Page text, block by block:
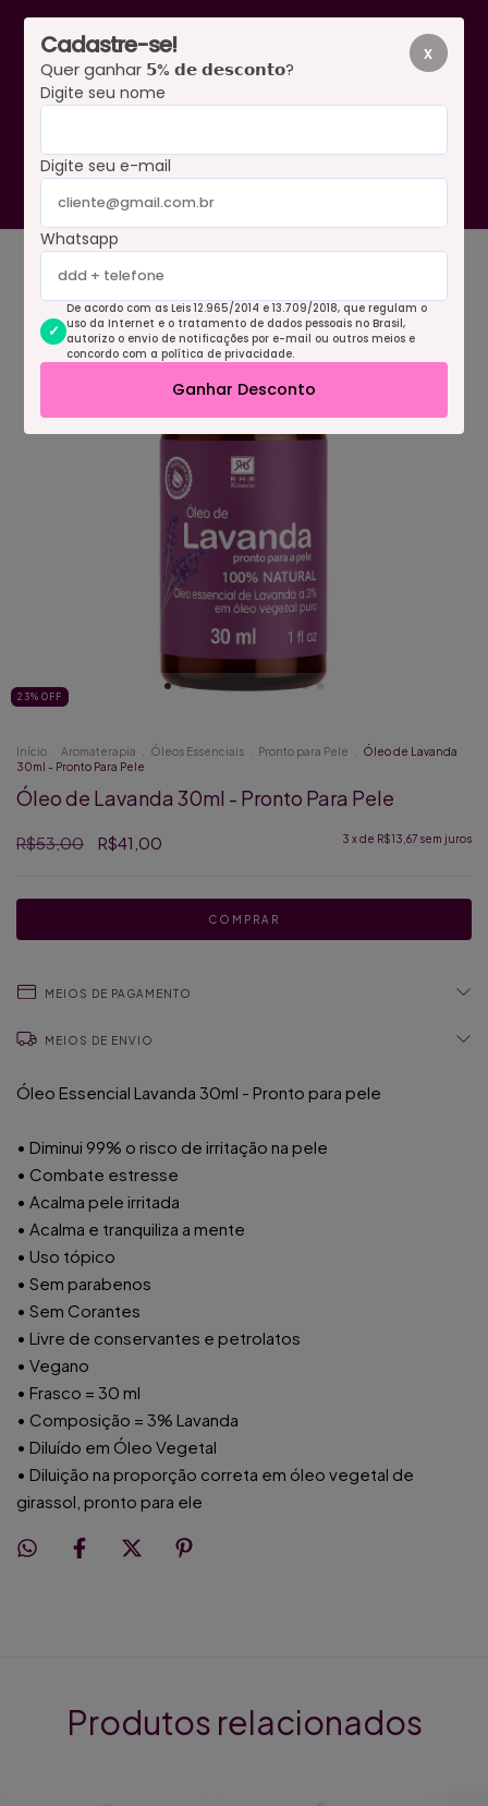
23% OFF
Início Aromaterapia Óleos Essenciais Pronto para Pele
Óleo de Lavanda
30ml - Pronto Para Pele
Óleo de Lavanda 30ml - Pronto Para Pele
R$53,00 R$41,00 3 x de R$13,67 sem juros
MEIOS DE PAGAMENTO
MEIOS DE ENVIO
Óleo Essencial Lavanda 30ml - Pronto para pele
• Diminui 99% o risco de irritação na pele
• Combate estresse
• Acalma pele irritada
• Acalma e tranquiliza a mente
• Uso tópico
• Sem parabenos
• Sem Corantes
• Livre de conservantes e petrolatos
• Vegano
• Frasco = 30 ml
• Composição = 3% Lavanda
• Diluído em Óleo Vegetal
• Diluição na proporção correta em óleo vegetal de
girassol, pronto para ele
Produtos relacionados
x
Cadastre-se!
Quer ganhar 𝟱% 𝗱𝗲 𝗱𝗲𝘀𝗰𝗼𝗻𝘁𝗼?
Digite seu nome
Digite seu e-mail
Whatsapp
De acordo com as Leis 12.965/2014 e 13.709/2018, que regulam o
uso da Internet e o tratamento de dados pessoais no Brasil,
autorizo o envio de notificações por e-mail ou outros meios e
concordo com a política de privacidade.
Ganhar Desconto